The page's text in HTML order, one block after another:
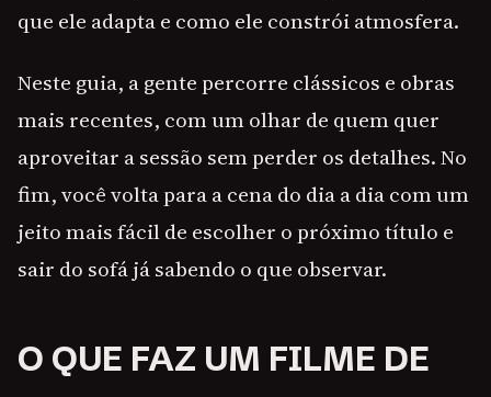
que ele adapta e como ele constrói atmosfera.
Neste guia, a gente percorre clássicos e obras
mais recentes, com um olhar de quem quer
aproveitar a sessão sem perder os detalhes. No
fim, você volta para a cena do dia a dia com um
jeito mais fácil de escolher o próximo título e
sair do sofá já sabendo o que observar.
O QUE FAZ UM FILME DE